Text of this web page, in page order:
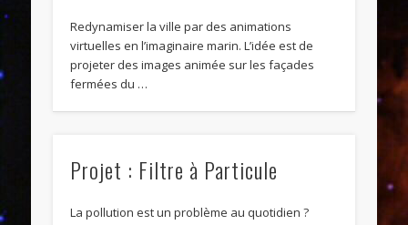
Redynamiser la ville par des animations
virtuelles en l’imaginaire marin. L’idée est de
projeter des images animée sur les façades
fermées du …
Projet : Filtre à Particule
La pollution est un problème au quotidien ?